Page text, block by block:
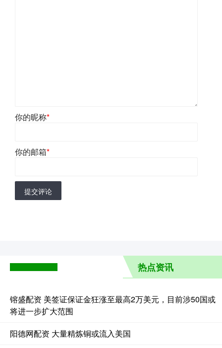
你的昵称*
你的邮箱*
提交评论
热点资讯
镕盛配资 美签证保证金狂涨至最高2万美元，目前涉50国或
将进一步扩大范围
阳德网配资 大量精炼铜或流入美国